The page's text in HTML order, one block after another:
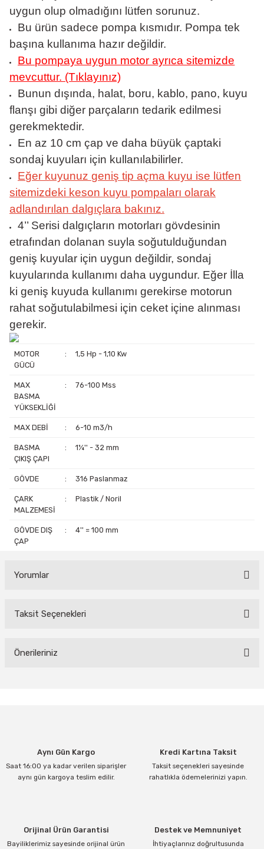
uygun olup olmadığını lütfen sorunuz.
Bu ürün sadece pompa kısmıdır. Pompa tek
başına kullanıma hazır değildir.
Bu pompaya uygun motor ayrıca sitemizde
mevcuttur. (Tıklayınız)
Bunun dışında, halat, boru, kablo, pano, kuyu
flanşı gibi diğer parçaların tedarik edilmesi
gerekmektedir.
En az 10 cm çap ve daha büyük çaptaki
sondaj kuyuları için kullanılabilirler.
Eğer kuyunuz geniş tip açma kuyu ise lütfen
sitemizdeki keson kuyu pompaları olarak
adlandırılan dalgıçlara bakınız.
4’’ Serisi dalgıçların motorları gövdesinin
etrafından dolanan suyla soğutulduğundan
geniş kuyular için uygun değildir, sondaj
kuyularında kullanımı daha uygundur. Eğer İlla
ki geniş kuyuda kullanımı gerekirse motorun
rahat soğutulabilmesi için ceket içine alınması
gerekir.
MOTOR
GÜCÜ
: 1,5 Hp - 1,10 Kw
MAX
BASMA
YÜKSEKLİĞİ
: 76-100 Mss
MAX DEBİ : 6-10 m3/h
BASMA
ÇIKIŞ ÇAPI
: 1¼'' - 32 mm
GÖVDE : 316 Paslanmaz
ÇARK
MALZEMESİ
: Plastik / Noril
GÖVDE DIŞ
ÇAP
: 4'' = 100 mm
Yorumlar
Bu ürüne ilk yorumu siz yapın!
Taksit Seçenekleri
Önerileriniz
Ürün açıklamasında eksik bilgiler bulunuyor.
Ürün bilgilerinde hatalar bulunuyor.
Aynı Gün Kargo
Saat 16:00 ya kadar verilen siparişler
aynı gün kargoya teslim edilir.
Kredi Kartına Taksit
Taksit seçenekleri sayesinde
rahatlıkla ödemelerinizi yapın.
Orijinal Ürün Garantisi
Bayiliklerimiz sayesinde orijinal ürün
Destek ve Memnuniyet
İhtiyaçlarınız doğrultusunda